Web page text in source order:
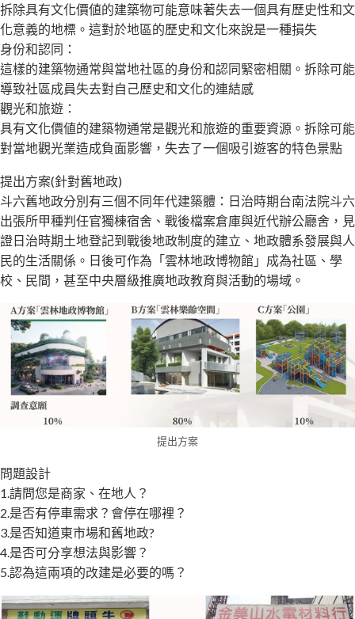
拆除具有文化價値的建築物可能意味著失去一個具有歷史性和文
化意義的地標。這對於地區的歷史和文化來說是一種損失
身份和認同：
這樣的建築物通常與當地社區的身份和認同緊密相關。拆除可能
導致社區成員失去對自己歷史和文化的連結感
觀光和旅遊：
具有文化價値的建築物通常是觀光和旅遊的重要資源。拆除可能
對當地觀光業造成負面影響，失去了一個吸引遊客的特色景點
提出方案(針對舊地政)
斗六舊地政分別有三個不同年代建築體：日治時期台南法院斗六
出張所甲種判任官獨棟宿舍、戰後檔案倉庫與近代辦公廳舍，見
證日治時期土地登記到戰後地政制度的建立、地政體系發展與人
民的生活關係。日後可作為「雲林地政博物館」成為社區、學
校、民間，甚至中央層級推廣地政教育與活動的場域。
提出方案
問題設計
1.請問您是商家、在地人？
2.是否有停車需求？會停在哪裡？
3.是否知道東市場和舊地政?
4.是否可分享想法與影響？
5.認為這兩項的改建是必要的嗎？